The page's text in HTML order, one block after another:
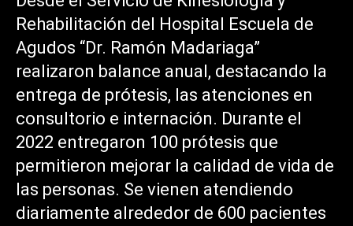
Rehabilitación del Hospital Escuela de
Agudos “Dr. Ramón Madariaga”
realizaron balance anual, destacando la
entrega de prótesis, las atenciones en
consultorio e internación. Durante el
2022 entregaron 100 prótesis que
permitieron mejorar la calidad de vida de
las personas. Se vienen atendiendo
diariamente alrededor de 600 pacientes